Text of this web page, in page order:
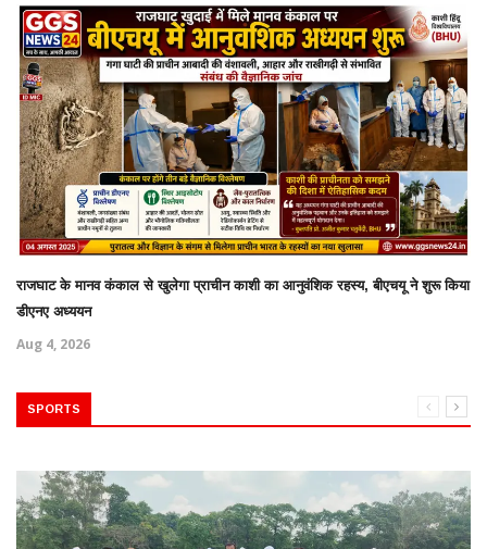
राजघाट के मानव कंकाल से खुलेगा प्राचीन काशी का आनुवंशिक रहस्य, बीएचयू ने शुरू किया
डीएनए अध्ययन
Aug 4, 2026
SPORTS